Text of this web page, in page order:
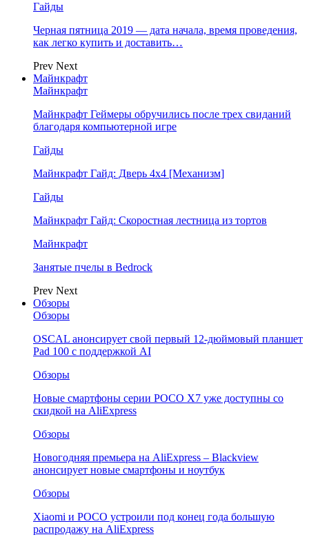
Гайды
Черная пятница 2019 — дата начала, время проведения,
как легко купить и доставить…
Prev Next
Майнкрафт
Майнкрафт
Майнкрафт Геймеры обручились после трех свиданий
благодаря компьютерной игре
Гайды
Майнкрафт Гайд: Дверь 4х4 [Механизм]
Гайды
Майнкрафт Гайд: Скоростная лестница из тортов
Майнкрафт
Занятые пчелы в Bedrock
Prev Next
Обзоры
Обзоры
OSCAL анонсирует свой первый 12-дюймовый планшет
Pad 100 с поддержкой AI
Обзоры
Новые смартфоны серии POCO X7 уже доступны со
скидкой на AliExpress
Обзоры
Новогодняя премьера на AliExpress – Blackview
анонсирует новые смартфоны и ноутбук
Обзоры
Xiaomi и POCO устроили под конец года большую
распродажу на AliExpress